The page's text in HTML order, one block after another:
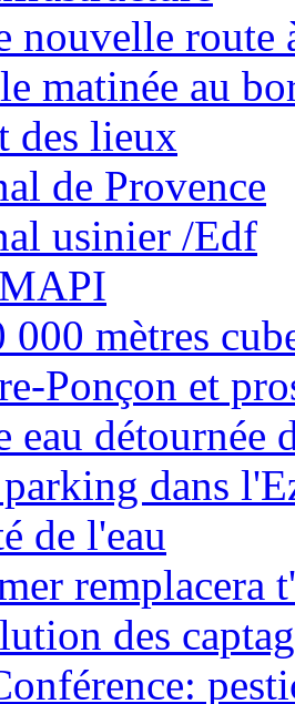
nouvelle route
matinée au
des lieux
de Provence
usinier /Edf
000 mètres
Ponçon et
eau détournée
dans
de l'eau
remplacera
des